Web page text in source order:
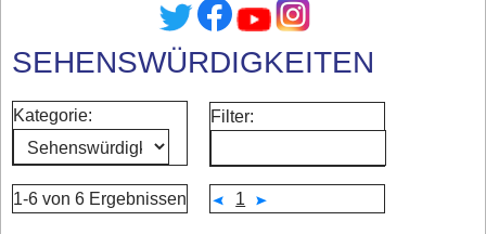
SEHENSWÜRDIGKEITEN
Kategorie: Filter:
1-6 von 6 Ergebnissen 1